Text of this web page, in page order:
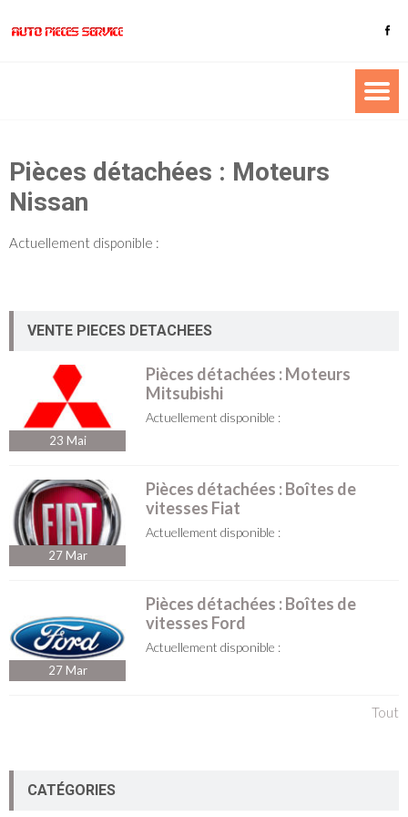
Pièces détachées : Moteurs
Nissan
Actuellement disponible :
VENTE PIECES DETACHEES
23 Mai
Pièces détachées : Moteurs
Mitsubishi
Actuellement disponible :
27 Mar
Pièces détachées : Boîtes de
vitesses Fiat
Actuellement disponible :
27 Mar
Pièces détachées : Boîtes de
vitesses Ford
Actuellement disponible :
Tout
CATÉGORIES